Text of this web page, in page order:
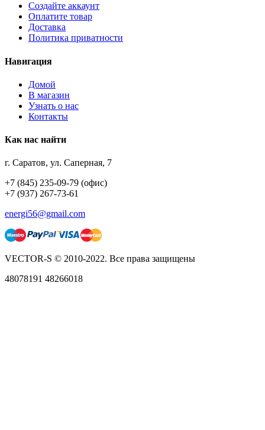
Создайте аккаунт
Оплатите товар
Доставка
Политика приватности
Навигация
Домой
В магазин
Узнать о нас
Контакты
Как нас найти
г. Саратов, ул. Саперная, 7
+7 (845) 235-09-79 (офис)
+7 (937) 267-73-61
energi56@gmail.com
VECTOR-S © 2010-2022. Все права защищены
48078191 48266018